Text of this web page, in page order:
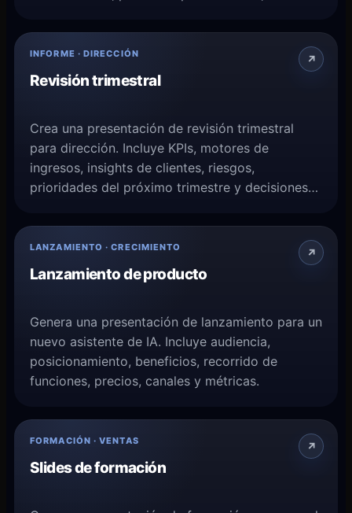
próximos pasos.
INFORME · DIRECCIÓN
Revisión trimestral
Crea una presentación de revisión trimestral
para dirección. Incluye KPIs, motores de
ingresos, insights de clientes, riesgos,
prioridades del próximo trimestre y decisiones
LANZAMIENTO · CRECIMIENTO
Lanzamiento de producto
Genera una presentación de lanzamiento para un
nuevo asistente de IA. Incluye audiencia,
posicionamiento, beneficios, recorrido de
funciones, precios, canales y métricas.
FORMACIÓN · VENTAS
Slides de formación